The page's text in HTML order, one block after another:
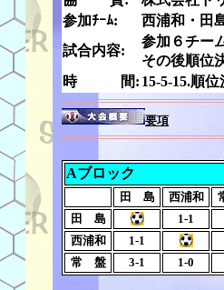
参加ﾁｰﾑ:
西浦和・田
試合内容:
参加６チー
その後順位
時 間: 15-5-15.順
要項
Aブロック
田 島 西浦和
田 島
1-1
西浦和
1-1
常 盤
3-1 1-0